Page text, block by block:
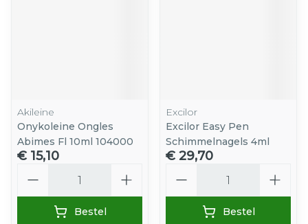
Akileine
Onykoleine Ongles
Abimes Fl 10ml 104000
€ 15,10
Bestel
Excilor
Excilor Easy Pen
Schimmelnagels 4ml
€ 29,70
Bestel